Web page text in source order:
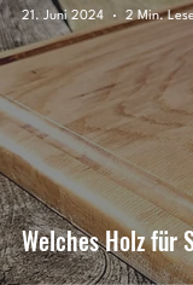
Welches Holz für
21. Juni 2024 2 Min.